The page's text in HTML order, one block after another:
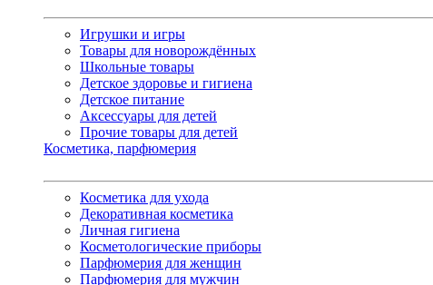
Игрушки и игры
Товары для новорождённых
Школьные товары
Детское здоровье и гигиена
Детское питание
Аксессуары для детей
Прочие товары для детей
Косметика, парфюмерия
Косметика для ухода
Декоративная косметика
Личная гигиена
Косметологические приборы
Парфюмерия для женщин
Парфюмерия для мужчин